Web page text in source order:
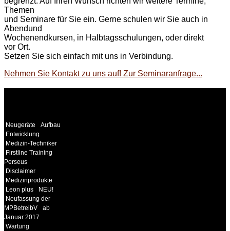
Themen
und Seminare für Sie ein. Gerne schulen wir Sie auch in
Abendund
Wochenendkursen, in Halbtagsschulungen, oder direkt
vor Ort.
Setzen Sie sich einfach mit uns in Verbindung.
Nehmen Sie Kontakt zu uns auf! Zur Seminaranfrage...
Neugeräte
Aufbau
Entwicklung
Medizin-Techniker
Firstline Training
Perseus
Disclaimer
Medizinprodukte
Leon plus
NEU!
Neufassung der
MPBetreibV
ab
Januar 2017
Wartung